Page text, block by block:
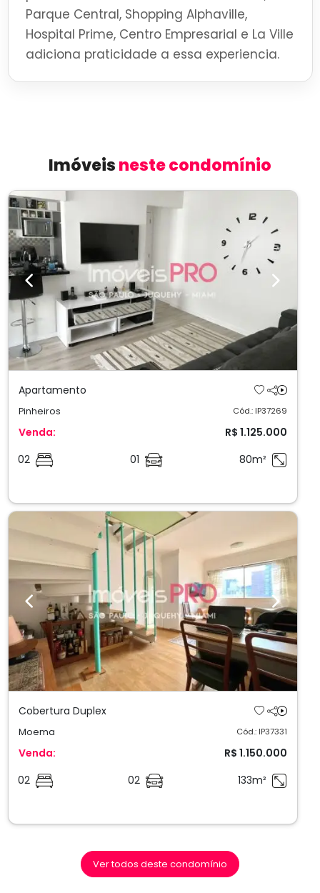
Parque Central, Shopping Alphaville,
Hospital Prime, Centro Empresarial e La Ville
adiciona praticidade a essa experiencia.
Imóveisneste condomínio
Previous Next
Apartamento
Pinheiros Cód.: IP37269
Venda:
R$ 1.125.000
02
01 80m²
Previous Next
Cobertura Duplex
Moema Cód.: IP37331
Venda:
R$ 1.150.000
02
02 133m²
Ver todos deste condomínio